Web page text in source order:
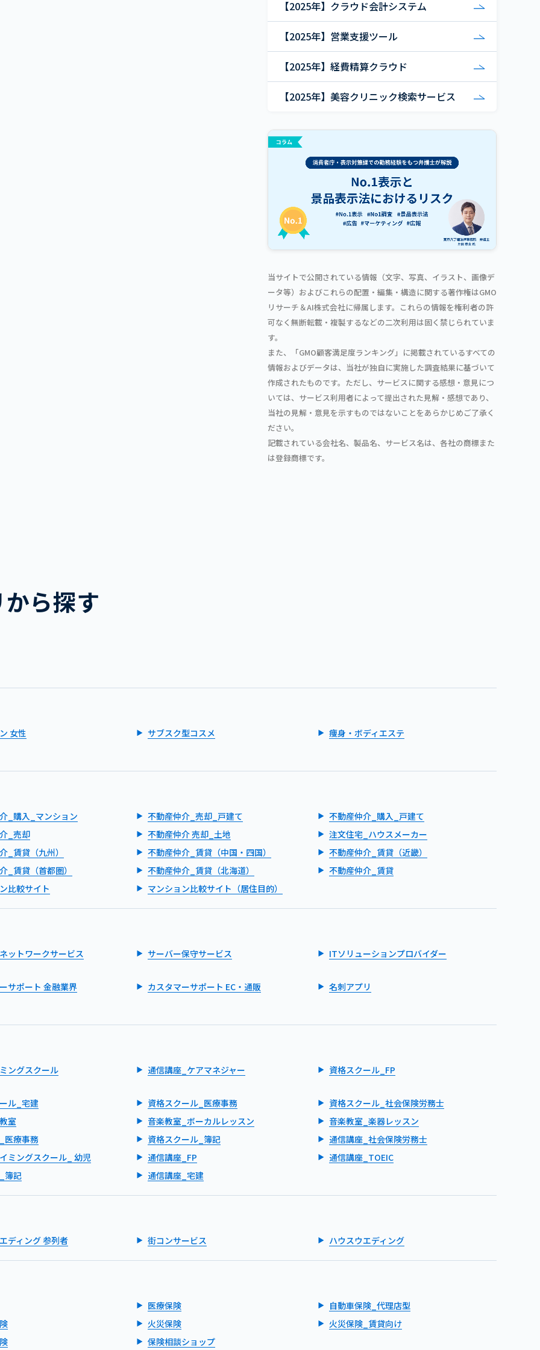
【2025年】クラウド会計システム
【2025年】営業支援ツール
【2025年】経費精算クラウド
【2025年】美容クリニック検索サービス
当サイトで公開されている情報（文字、写真、イラスト、画像デ
ータ等）およびこれらの配置・編集・構造に関する著作権はGMO
リサーチ＆AI株式会社に帰属します。これらの情報を権利者の許
可なく無断転載・複製するなどの二次利用は固く禁じられていま
す。
また、「GMO顧客満足度ランキング」に掲載されているすべての
情報およびデータは、当社が独自に実施した調査結果に基づいて
作成されたものです。ただし、サービスに関する感想・意見につ
いては、サービス利用者によって提出された見解・感想であり、
当社の見解・意見を示すものではないことをあらかじめご了承く
ださい。
記載されている会社名、製品名、サービス名は、各社の商標また
は登録商標です。
ら探す
女性 サブスク型コスメ 痩身・ボディエステ
_購入_マンション 不動産仲介_売却_戸建て
不動産仲介_購入_戸建て
_売却
不動産仲介 売却_土地
注文住宅_ハウスメーカー
_賃貸（九州）
不動産仲介_賃貸（中国・四国）
不動産仲介_賃貸（近畿）
_賃貸（首都圏）
不動産仲介_賃貸（北海道）
不動産仲介_賃貸
比較サイト
マンション比較サイト（居住目的）
ットワークサービス サーバー保守サービス ITソリューションプロバイダー
サポート 金融業界 カスタマーサポート EC・通販 名刺アプリ
ングスクール 通信講座_ケアマネジャー 資格スクール_FP
ル_宅建 資格スクール_医療事務
資格スクール_社会保険労務士
室
音楽教室_ボーカルレッスン
音楽教室_楽器レッスン
医療事務
資格スクール_簿記
通信講座_社会保険労務士
ミングスクール_ 幼児
通信講座_FP
通信講座_TOEIC
簿記
通信講座_宅建
ディング 参列者 街コンサービス ハウスウエディング
医療保険
自動車保険_代理店型
火災保険
火災保険_賃貸向け
保険相談ショップ